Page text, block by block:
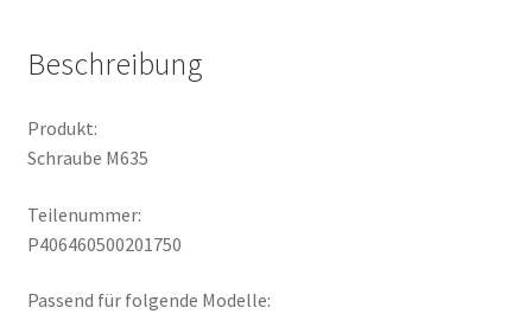
Beschreibung
Produkt:
Schraube M635
Teilenummer:
P406460500201750
Passend für folgende Modelle: